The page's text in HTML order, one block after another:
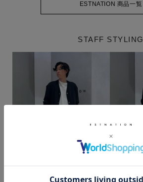
ESTNATION 商品一覧
STAFF STYLING